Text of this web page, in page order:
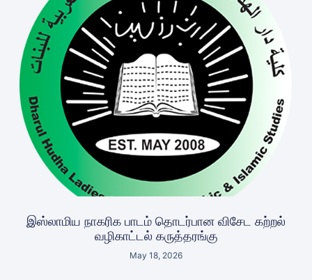
இஸ்லாமிய நாகரிக பாடம் தொடர்பான விசேட கற்றல்
வழிகாட்டல் கருத்தரங்கு
May 18, 2026